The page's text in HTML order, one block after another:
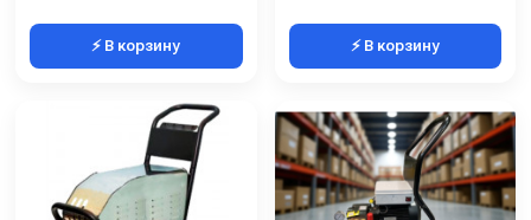
⚡ В корзину ⚡ В корзину